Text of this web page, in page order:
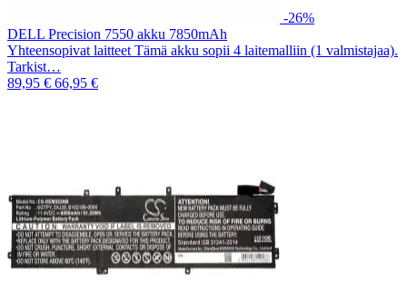
-26%
DELL Precision 7550 akku 7850mAh
Yhteensopivat laitteet Tämä akku sopii 4 laitemalliin (1 valmistajaa).
Tarkist…
89,95 € 66,95 €